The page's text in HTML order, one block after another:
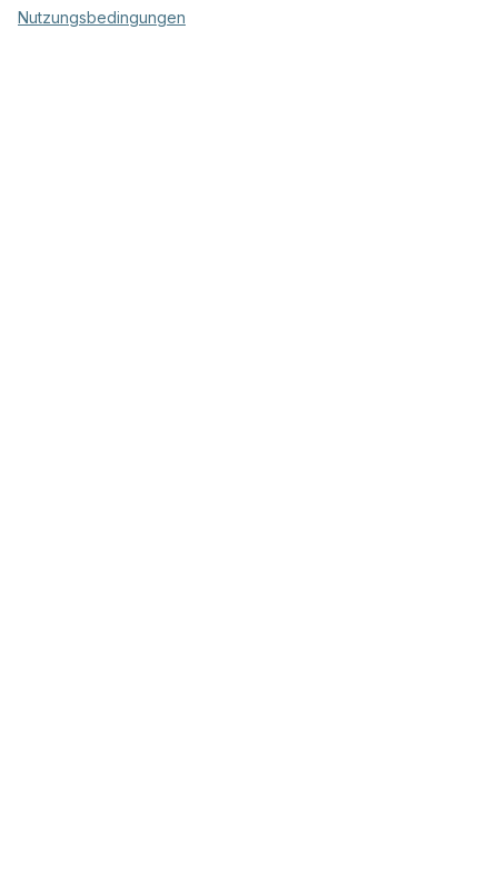
Nutzungsbedingungen